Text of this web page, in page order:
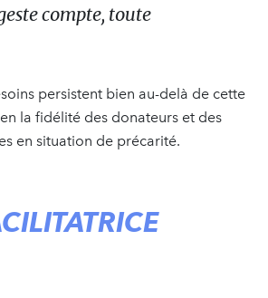
compte, toute
persistent bien au-delà de cette
la fidélité des donateurs et des
en situation de précarité.